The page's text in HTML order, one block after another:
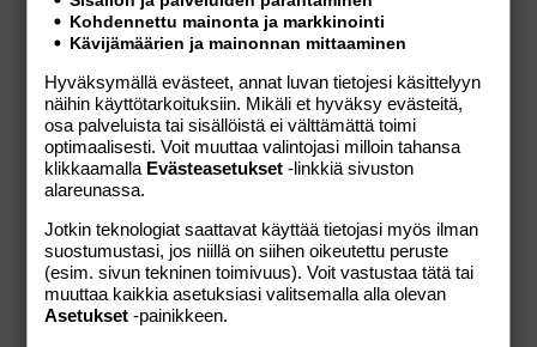
Vengantie 58, Naantali, Varsinais-Suomi,
+35830045900
Tällä kauppiaalla ei ole tällä hetkellä tuotteita
myynnissä verkkokaupassamme.
Kohdennettu mainonta ja markkinointi
Kävijämäärien ja mainonnan mittaaminen
Hyväksymällä evästeet, annat luvan tietojesi käsittelyyn
näihin käyttötarkoituksiin. Mikäli et hyväksy evästeitä,
osa palveluista tai sisällöistä ei välttämättä toimi
optimaalisesti. Voit muuttaa valintojasi milloin tahansa
klikkaamalla Evästeasetukset -linkkiä sivuston
alareunassa.
Jotkin teknologiat saattavat käyttää tietojasi myös ilman
suostumustasi, jos niillä on siihen oikeutettu peruste
(esim. sivun tekninen toimivuus). Voit vastustaa tätä tai
muuttaa kaikkia asetuksiasi valitsemalla alla olevan
Asetukset -painikkeen.